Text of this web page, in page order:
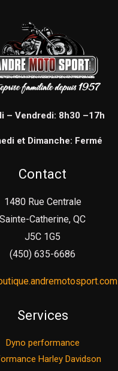
– Vendredi: 8h30 –17h
et Dimanche: Fermé
Contact
1480 Rue Centrale
Sainte-Catherine, QC
J5C 1G5
(450) 635-6686
Services
Dyno performance
Harley Davidson